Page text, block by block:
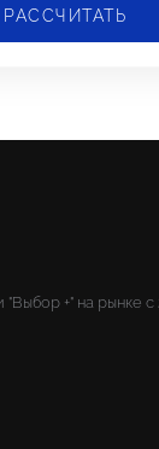
РАССЧИТАТЬ
+" на рынке с